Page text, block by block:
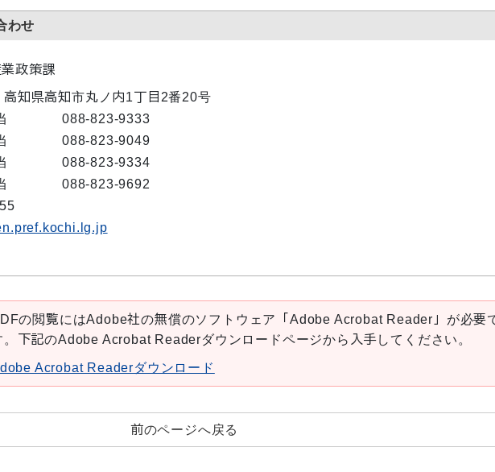
わせ
政策課
知県高知市丸ノ内1丁目2番20号
088-823-9333
088-823-9049
088-823-9334
088-823-9692
の閲覧にはAdobe社の無償のソフトウェア「Adobe Acrobat Reader」が必要
。下記のAdobe Acrobat Readerダウンロードページから入手してください。
Acrobat Readerダウンロード
前のページへ戻る